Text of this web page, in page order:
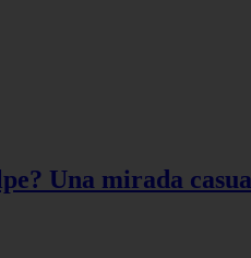
Una mirada